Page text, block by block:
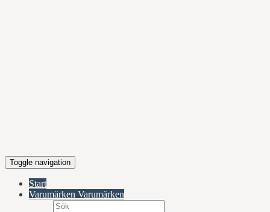
Toggle navigation
Start
Varumärken Varumärken